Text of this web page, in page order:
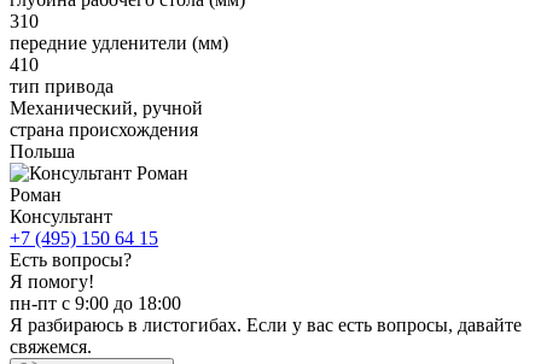
310
передние удленители (мм)
410
тип привода
Механический, ручной
страна происхождения
Польша
Роман
Консультант
+7 (495) 150 64 15
Есть вопросы?
Я помогу!
пн-пт с 9:00 до 18:00
Я разбираюсь в листогибах. Если у вас есть вопросы, давайте
свяжемся.